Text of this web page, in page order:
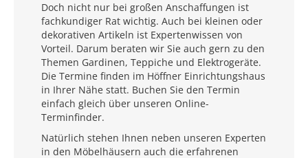
Doch nicht nur bei großen Anschaffungen ist
fachkundiger Rat wichtig. Auch bei kleinen oder
dekorativen Artikeln ist Expertenwissen von
Vorteil. Darum beraten wir Sie auch gern zu den
Themen Gardinen, Teppiche und Elektrogeräte.
Die Termine finden im Höffner Einrichtungshaus
in Ihrer Nähe statt. Buchen Sie den Termin
einfach gleich über unseren Online-
Terminfinder.
Natürlich stehen Ihnen neben unseren Experten
in den Möbelhäusern auch die erfahrenen